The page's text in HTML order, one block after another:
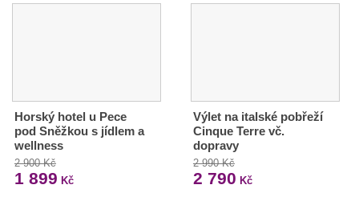
Horský hotel u Pece
pod Sněžkou s jídlem a
wellness
2 900 Kč
1 899 Kč
Výlet na italské pobřeží
Cinque Terre vč.
dopravy
2 990 Kč
2 790 Kč